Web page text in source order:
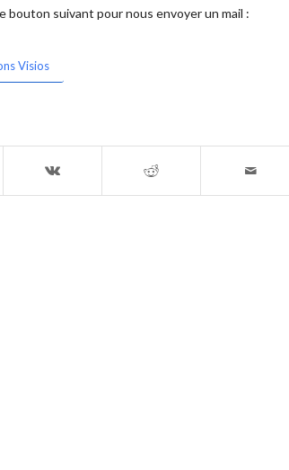
suivant pour nous envoyer un mail :
Visios